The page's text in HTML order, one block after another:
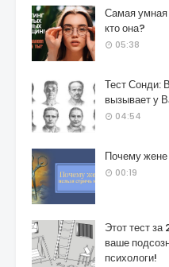
Самая
кто она?
05:38
Тест Сонди:
вызывает у
04:54
Почему
00:19
Этот тест за
ваше
психологи!